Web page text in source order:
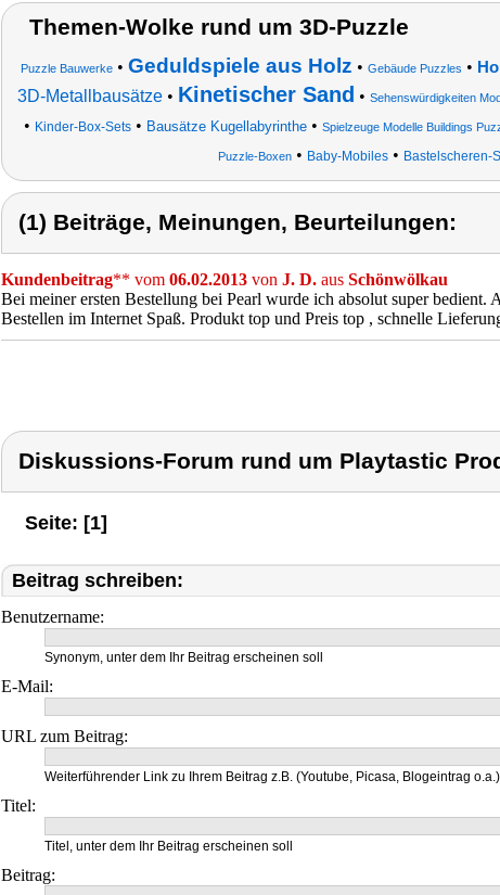
Themen-Wolke rund um 3D-Puzzle
Puzzle Bauwerke• Geduldspiele aus Holz • Gebäude Puzzles •
3D-Metallbausätze• Kinetischer Sand • Sehenswürdigkeiten
• Kinder-Box-Sets • Bausätze Kugellabyrinthe • Spielzeuge Modelle Buildings
Puzzle-Boxen• Baby-Mobiles• Bastelscheren-
(1) Beiträge, Meinungen, Beurteilungen:
Kundenbeitrag** vom 06.02.2013 von J. D. aus Schönwölkau
Bei meiner ersten Bestellung bei Pearl wurde ich absolut super bedient.
Bestellen im Internet Spaß. Produkt top und Preis top , schnelle
Diskussions-Forum rund um Playtastic
Seite: [1]
Beitrag schreiben:
Benutzername:
Synonym, unter dem Ihr Beitrag erscheinen soll
E-Mail:
URL zum Beitrag:
Weiterführender Link zu Ihrem Beitrag z.B. (Youtube, Picasa, Blogeintrag o.a.)
Titel:
Titel, unter dem Ihr Beitrag erscheinen soll
Beitrag: